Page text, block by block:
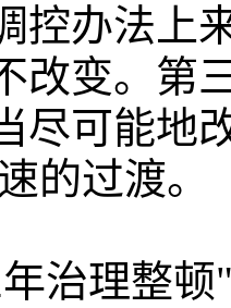
控办法上
改变。第
尽可能地
的过渡。
治理整